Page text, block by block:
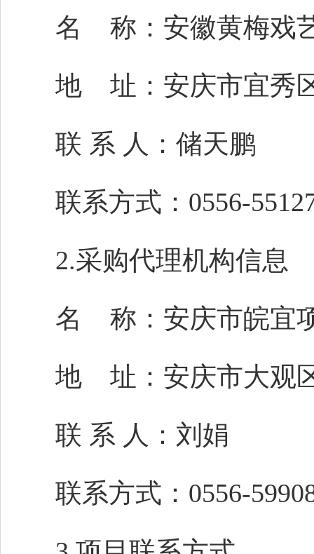
名
称：安徽黄梅戏
地
址：安庆市宜秀
联 系 人： 储天鹏
联系方式： 0556-
2.采购代理机构信息
名
称： 安庆市皖宜
地
址： 安庆市大观
联 系 人： 刘娟
联系方式： 0556-